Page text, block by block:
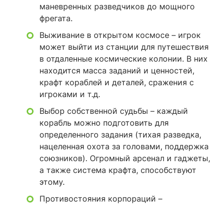
маневренных разведчиков до мощного
фрегата.
Выживание в открытом космосе – игрок
может выйти из станции для путешествия
в отдаленные космические колонии. В них
находится масса заданий и ценностей,
крафт кораблей и деталей, сражения с
игроками и т.д.
Выбор собственной судьбы – каждый
корабль можно подготовить для
определенного задания (тихая разведка,
нацеленная охота за головами, поддержка
союзников). Огромный арсенал и гаджеты,
а также система крафта, способствуют
этому.
Противостояния корпораций –